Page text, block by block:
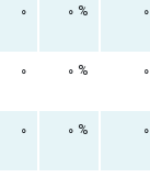
۰ ۰ % ۰
۰ ۰ % ۰
۰ ۰ % ۰